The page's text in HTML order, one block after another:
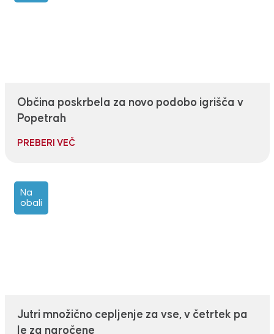
Občina poskrbela za novo podobo igrišča v
Popetrah
PREBERI VEČ
Na
obali
Jutri množično cepljenje za vse, v četrtek pa
le za naročene